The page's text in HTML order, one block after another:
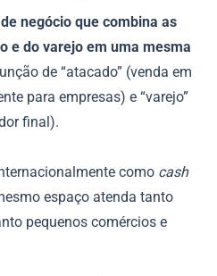
negócio que combina as
e do varejo em uma mesma
de “atacado” (venda em
para empresas) e “varejo”
final).
como cash
espaço atenda tanto
pequenos comércios e